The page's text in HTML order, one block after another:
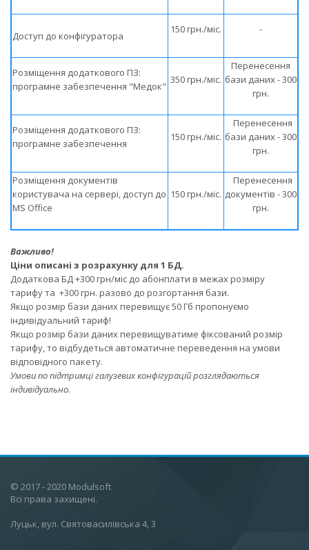
Доступ до конфігуратора
150 грн./міс. -
Розміщення додаткового ПЗ:
програмне забезпечення "Медок"
350 грн./міс.
Перенесення
бази даних - 300
грн.
Розміщення додаткового ПЗ:
програмне забезпечення
150 грн./міс.
Перенесення
бази даних - 300
грн.
Розміщення документів
користувача на сервері, доступ до
MS Office
150 грн./міс.
Перенесення
документів - 300
грн.
Важливо!
Ціни описані з розрахунку для 1 БД.
Додаткова БД +300 грн/міс до абонплати в межах розміру
тарифу та +300 грн. разово до розгортання бази.
Якщо розмір бази даних перевищує 50 Гб пропонуємо
індивідуальний тариф!
Якщо розмір бази даних перевищуватиме фіксований розмір
тарифу, то відбудеться автоматичне переведення на умови
відповідного пакету.
Умови по підтримці галузевих конфігурацій розглядаються
індивідуально.
© 2017 - 2020 Modulsoft
Всі права захищені.
Луцьк, вул. Святовасилівська 4, 3